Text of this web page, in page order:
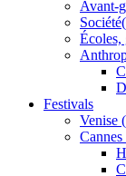
Avant-
Écoles,
Festivals
Venise